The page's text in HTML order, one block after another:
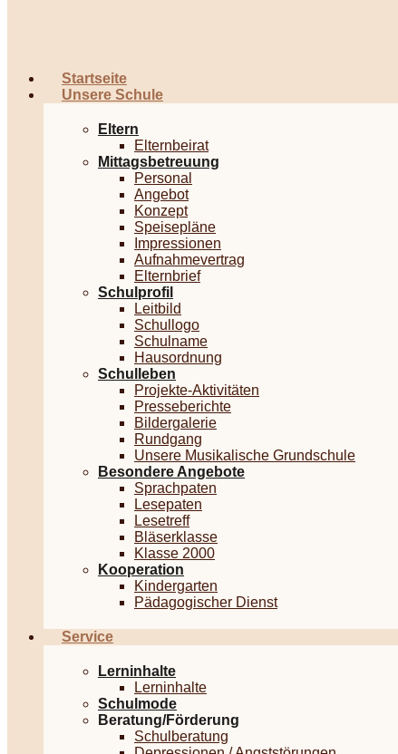
Startseite
Unsere Schule
Eltern
Elternbeirat
Mittagsbetreuung
Personal
Angebot
Konzept
Speisepläne
Impressionen
Aufnahmevertrag
Elternbrief
Schulprofil
Leitbild
Schullogo
Schulname
Hausordnung
Schulleben
Projekte-Aktivitäten
Presseberichte
Bildergalerie
Rundgang
Unsere Musikalische Grundschule
Besondere Angebote
Sprachpaten
Lesepaten
Lesetreff
Bläserklasse
Klasse 2000
Kooperation
Kindergarten
Pädagogischer Dienst
Service
Lerninhalte
Lerninhalte
Schulmode
Beratung/Förderung
Schulberatung